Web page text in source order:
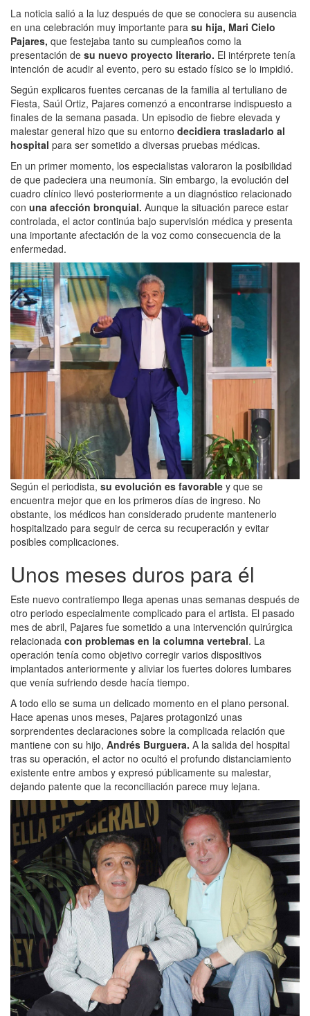
La noticia salió a la luz después de que se conociera su ausencia
en una celebración muy importante para su hija, Mari Cielo
Pajares, que festejaba tanto su cumpleaños como la
presentación de su nuevo proyecto literario. El intérprete tenía
intención de acudir al evento, pero su estado físico se lo impidió.
Según explicaros fuentes cercanas de la familia al tertuliano de
Fiesta, Saúl Ortiz, Pajares comenzó a encontrarse indispuesto a
finales de la semana pasada. Un episodio de fiebre elevada y
malestar general hizo que su entorno decidiera trasladarlo al
hospital para ser sometido a diversas pruebas médicas.
En un primer momento, los especialistas valoraron la posibilidad
de que padeciera una neumonía. Sin embargo, la evolución del
cuadro clínico llevó posteriormente a un diagnóstico relacionado
con una afección bronquial. Aunque la situación parece estar
controlada, el actor continúa bajo supervisión médica y presenta
una importante afectación de la voz como consecuencia de la
enfermedad.
Según el periodista, su evolución es favorable y que se
encuentra mejor que en los primeros días de ingreso. No
obstante, los médicos han considerado prudente mantenerlo
hospitalizado para seguir de cerca su recuperación y evitar
posibles complicaciones.
Unos meses duros para él
Este nuevo contratiempo llega apenas unas semanas después de
otro periodo especialmente complicado para el artista. El pasado
mes de abril, Pajares fue sometido a una intervención quirúrgica
relacionada con problemas en la columna vertebral. La
operación tenía como objetivo corregir varios dispositivos
implantados anteriormente y aliviar los fuertes dolores lumbares
que venía sufriendo desde hacía tiempo.
A todo ello se suma un delicado momento en el plano personal.
Hace apenas unos meses, Pajares protagonizó unas
sorprendentes declaraciones sobre la complicada relación que
mantiene con su hijo, Andrés Burguera. A la salida del hospital
tras su operación, el actor no ocultó el profundo distanciamiento
existente entre ambos y expresó públicamente su malestar,
dejando patente que la reconciliación parece muy lejana.